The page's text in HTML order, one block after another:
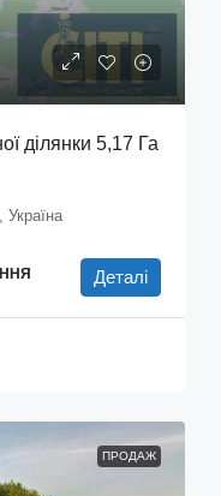
ділянки 5,17 Га
Україна
Деталі
ПРОДАЖ